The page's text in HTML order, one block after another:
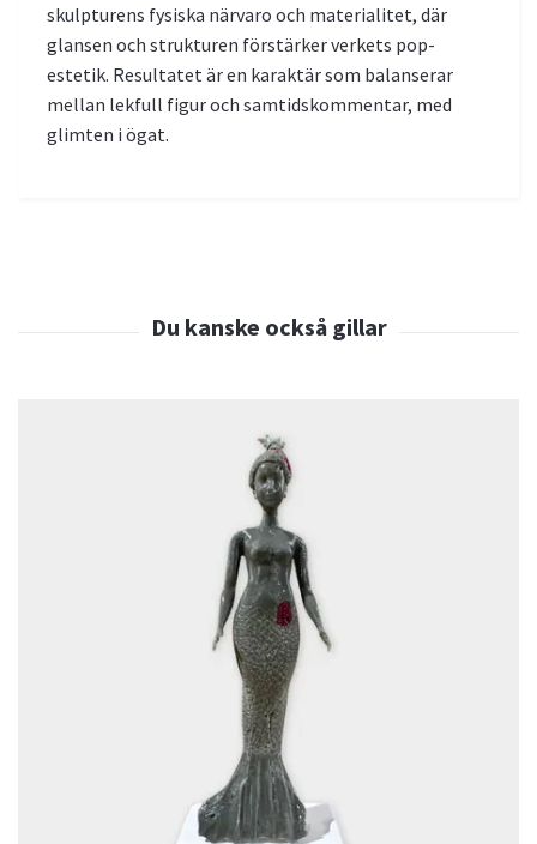
skulpturens fysiska närvaro och materialitet, där
glansen och strukturen förstärker verkets pop-
estetik. Resultatet är en karaktär som balanserar
mellan lekfull figur och samtidskommentar, med
glimten i ögat.